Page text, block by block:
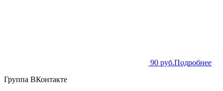
90 руб.Подробнее
Группа ВКонтакте